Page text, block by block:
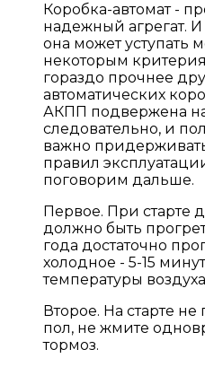
Коробка-автомат -
надежный агрегат.
она может уступать
некоторым
гораздо прочнее
автоматических
АКПП подвержена
следовательно, и
важно
правил
поговорим дальше.
Первое. При старте
должно быть
года достаточно
холодное - 5-15
температуры
Второе. На старте
пол, не жмите
тормоз.